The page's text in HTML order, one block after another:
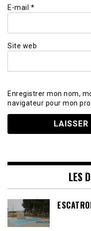
E-mail *
Site web
Enregistrer mon nom,
navigateur pour mon
LES